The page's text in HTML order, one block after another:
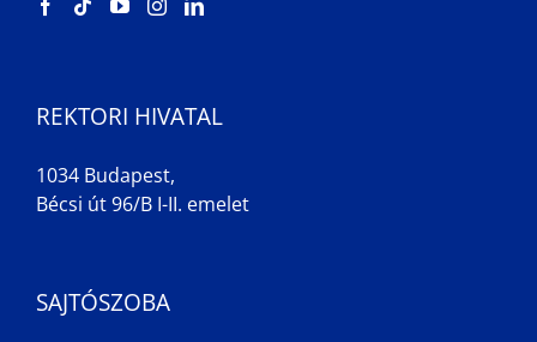
REKTORI HIVATAL
1034 Budapest,
Bécsi út 96/B I-II. emelet
SAJTÓSZOBA